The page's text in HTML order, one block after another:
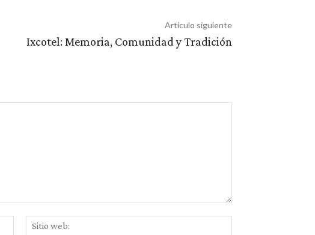
Artículo siguiente
Ixcotel: Memoria, Comunidad y Tradición
Correo